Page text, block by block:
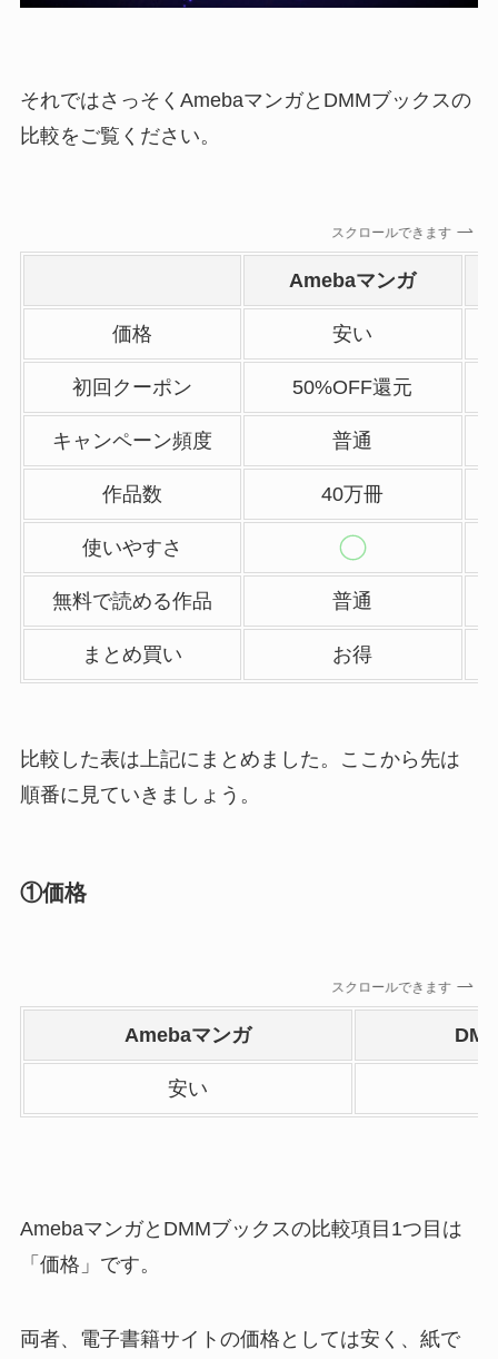
それではさっそくAmebaマンガとDMMブックスの
比較をご覧ください。
スクロールできます
Amebaマンガ
価格 安い
初回クーポン 50%OFF還元
キャンペーン頻度 普通
作品数 40万冊
使いやすさ
無料で読める作品 普通
まとめ買い お得
比較した表は上記にまとめました。ここから先は
順番に見ていきましょう。
①価格
スクロールできます
Amebaマンガ
安い
AmebaマンガとDMMブックスの比較項目1つ目は
「価格」です。
両者、電子書籍サイトの価格としては安く、紙で